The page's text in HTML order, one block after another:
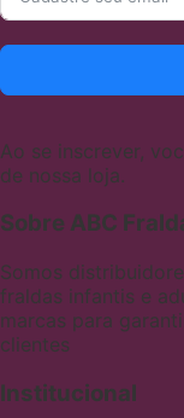
Ao se inscrever,
de nossa loja.
Sobre ABC
Somos
fraldas infantis e
marcas para
clientes
Institucional